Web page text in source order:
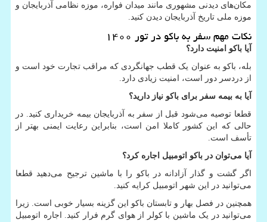
مکان‌های دیدنی مشهوری مانند میدان فواره، موزه نظامی آذربایجان و
موزه ملی تاریخ آذربایجان دیدن کنید.
نکات مهم سفر به باکو در تور ۱۴۰۰
آیا باکو امنیت دارد؟
بله، باکو به عنوان یک قطب جهانگردی که مراقب تجارت خود است و
از دردسر دور است، امنیت زیادی دارد.
آیا به بیمه سفر برای باکو نیاز دارید؟
قطعا توصیه می‌شود قبل از سفر به آذربایجان بیمه خریداری کنید. در
حالی که این کشور کاملا امن است، بنابراین رعایت ایمنی بهتر از
تأسف است.
آیا می‌توان در باکو اتومبیل اجاره کرد؟
اگر گشت و گذار آزادانه در باکو را با ماشین ترجیح می‌دهید قطعا
می‌توانید در این شهر اتومبیل کرایه کنید.
همچنین در فصل بهار و تابستان باکو این گزینه بسیار خوبی است. زیرا
می‌توانید در یک ماشین با کولر از هوای گرم فرار کنید. اجاره اتومبیل